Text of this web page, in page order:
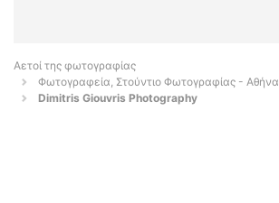
Αετοί της φωτογραφίας
Φωτογραφεία, Στούντιο Φωτογραφίας - Αθήνα
Dimitris Giouvris Photography